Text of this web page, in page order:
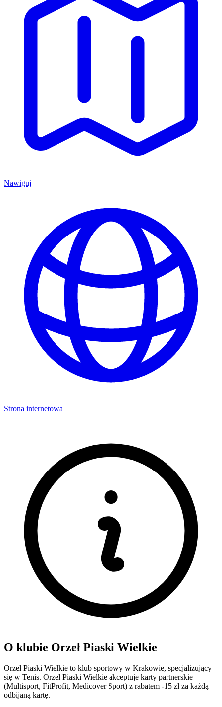
Nawiguj
Strona internetowa
O klubie Orzeł Piaski Wielkie
Orzeł Piaski Wielkie to klub sportowy w Krakowie, specjalizujący
się w Tenis. Orzeł Piaski Wielkie akceptuje karty partnerskie
(Multisport, FitProfit, Medicover Sport) z rabatem -15 zł za każdą
odbijaną kartę.